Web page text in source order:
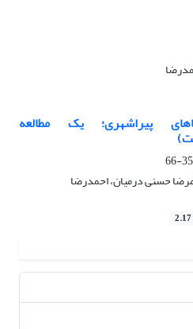
پیراشهری؛ یک مطالعه
35-66
حسنی درمیان، احمدرضا